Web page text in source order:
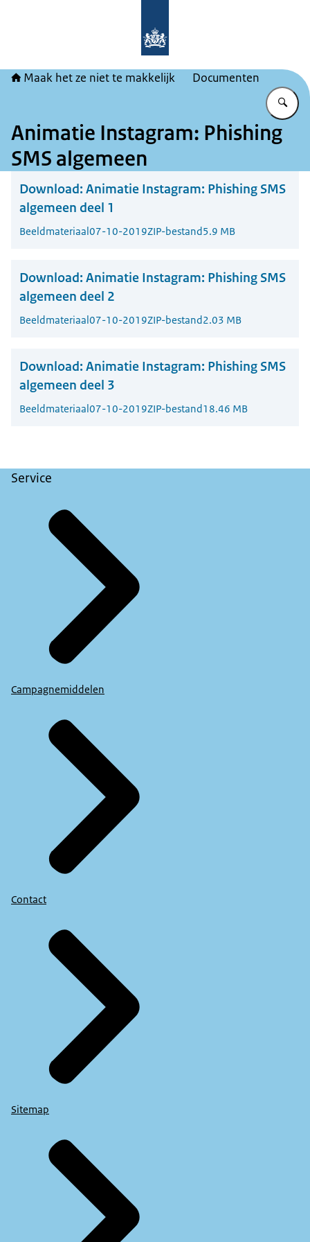
Maak het ze niet te makkelijk Documenten
Animatie Instagram: Phishing
SMS algemeen
Download: Animatie Instagram: Phishing SMS
algemeen deel 1
Beeldmateriaal07-10-2019ZIP-bestand5.9 MB
Download: Animatie Instagram: Phishing SMS
algemeen deel 2
Beeldmateriaal07-10-2019ZIP-bestand2.03 MB
Download: Animatie Instagram: Phishing SMS
algemeen deel 3
Beeldmateriaal07-10-2019ZIP-bestand18.46 MB
Service
Campagnemiddelen
Contact
Sitemap